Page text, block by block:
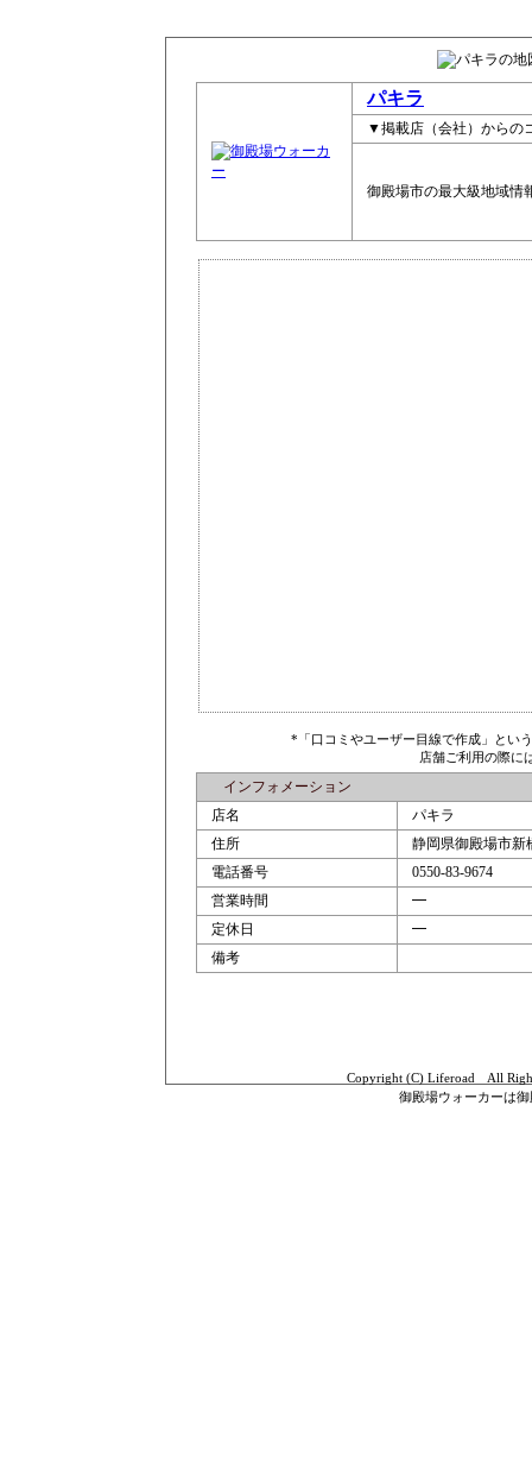
パキラ
▼掲載店（会社）からの
御殿場市の最大級地域情
*「口コミやユーザー目線で作成」とい
店舗ご利用の際に
インフォメーション
店名
パキラ
住所
静岡県御殿場市新
電話番号
0550-83-9674
営業時間
━
定休日
━
備考
Copyright (C) Liferoad All
御殿場ウォーカーは